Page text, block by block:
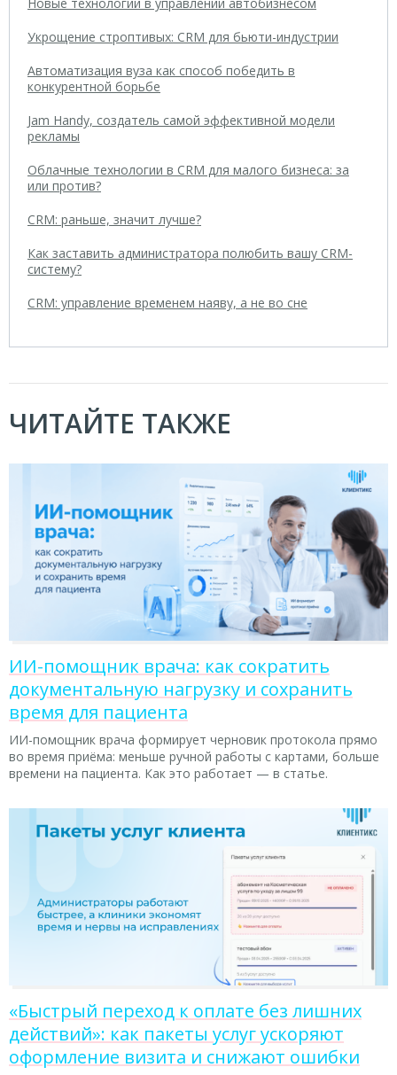
Новые технологии в управлении автобизнесом
Укрощение строптивых: CRM для бьюти-индустрии
Автоматизация вуза как способ победить в
конкурентной борьбе
Jam Handy, создатель самой эффективной модели
рекламы
Облачные технологии в CRM для малого бизнеса: за
или против?
CRM: раньше, значит лучше?
Как заставить администратора полюбить вашу CRM-
систему?
CRM: управление временем наяву, а не во сне
ЧИТАЙТЕ ТАКЖЕ
ИИ-помощник врача: как сократить
документальную нагрузку и сохранить
время для пациента
ИИ-помощник врача формирует черновик протокола прямо
во время приёма: меньше ручной работы с картами, больше
времени на пациента. Как это работает — в статье.
«Быстрый переход к оплате без лишних
действий»: как пакеты услуг ускоряют
оформление визита и снижают ошибки